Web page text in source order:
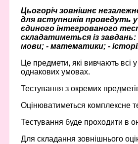
Цьогоріч зовнішнє
для вступників проведуть у
єдиного інтегрованого
складатиметься із завдань:
мови; - математики; -
Це предмети, які вивчають всі
однакових умовах.
Тестування з окремих
Оцінюватиметься комплексне
Тестування буде проходити в
Для складання зовнішнього